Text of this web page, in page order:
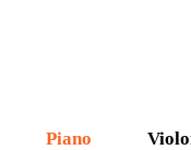
Piano